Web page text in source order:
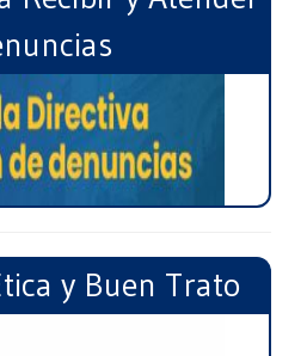
y Buen Trato